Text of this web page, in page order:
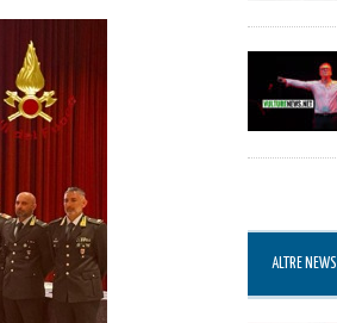
ALTRE NEWS